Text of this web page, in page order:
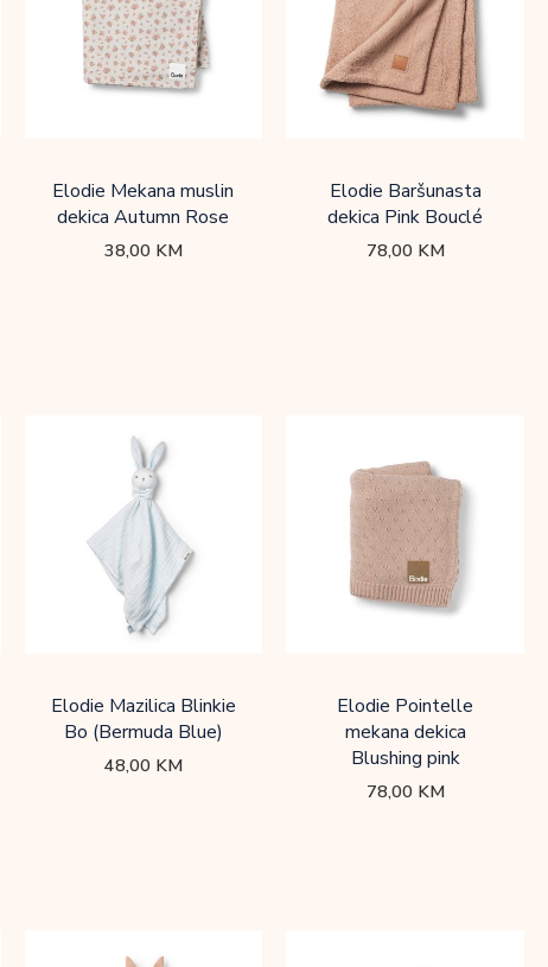
Elodie Mekana muslin
dekica Autumn Rose
38,00 KM
Elodie Baršunasta
dekica Pink Bouclé
78,00 KM
Elodie Mazilica Blinkie
Bo (Bermuda Blue)
48,00 KM
Elodie Pointelle
mekana dekica
Blushing pink
78,00 KM